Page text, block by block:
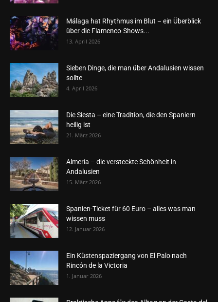
Málaga hat Rhythmus im Blut – ein Überblick
über die Flamenco-Shows...
13. April 2026
Sieben Dinge, die man über Andalusien wissen
sollte
4. April 2026
Die Siesta – eine Tradition, die den Spaniern
heilig ist
21. März 2026
Almería – die versteckte Schönheit in
Andalusien
15. März 2026
Spanien-Ticket für 60 Euro – alles was man
wissen muss
12. Januar 2026
Ein Küstenspaziergang von El Palo nach
Rincón de la Victoria
1. Januar 2026